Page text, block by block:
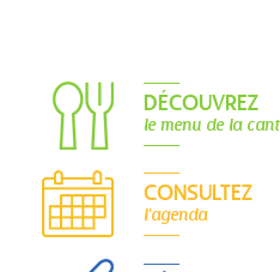
DÉCOUVREZ
le menu de la
CONSULTEZ
l'agenda